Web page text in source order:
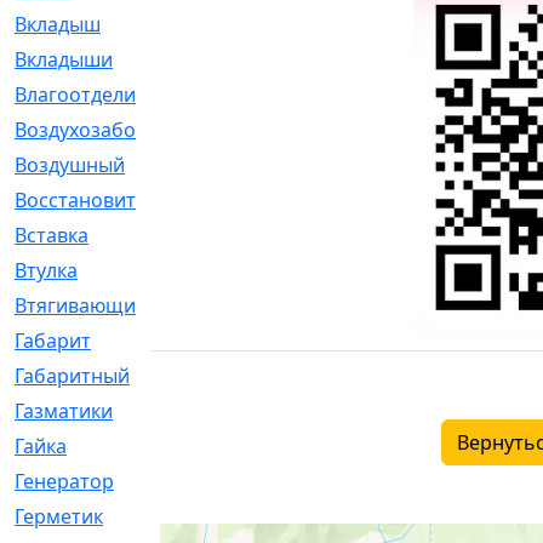
Вкладыш
Вкладыши
Влагоотделитель
Воздухозаборник
Воздушный
Восстановительный
Вставка
Втулка
Втягивающий
Габарит
Габаритный
Газматики
Гайка
Генератор
Герметик
[15]